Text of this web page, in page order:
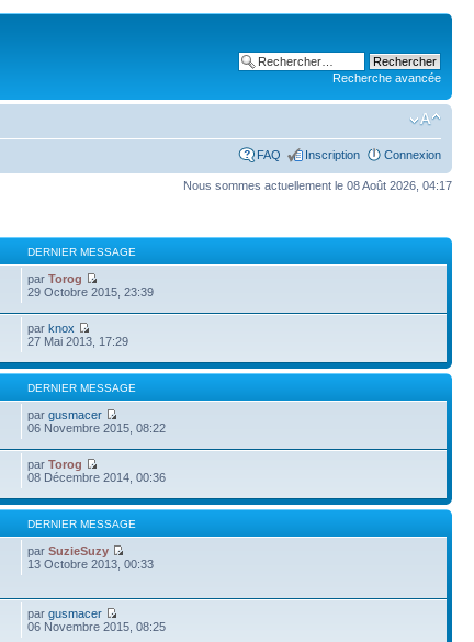
Recherche avancée
FAQ Inscription Connexion
Nous sommes actuellement le 08 Août 2026, 04:17
DERNIER MESSAGE
parTorog
29 Octobre 2015, 23:39
parknox
27 Mai 2013, 17:29
DERNIER MESSAGE
pargusmacer
06 Novembre 2015, 08:22
parTorog
08 Décembre 2014, 00:36
DERNIER MESSAGE
parSuzieSuzy
13 Octobre 2013, 00:33
pargusmacer
06 Novembre 2015, 08:25